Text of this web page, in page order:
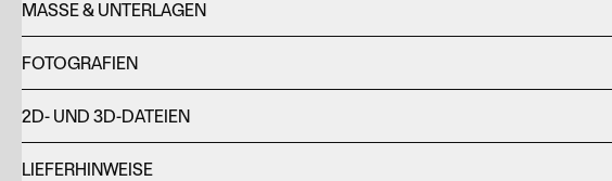
MASSE & UNTERLAGEN
FOTOGRAFIEN
2D- UND 3D-DATEIEN
LIEFERHINWEISE